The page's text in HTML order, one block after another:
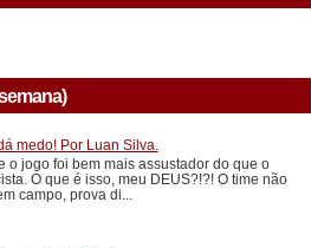
medo! Por Luan Silva.
o jogo foi bem mais assustador do que o
O que é isso, meu DEUS?!?! O time não
campo, prova di...